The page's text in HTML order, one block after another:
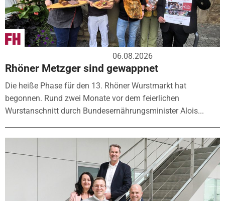
06.08.2026
Rhöner Metzger sind gewappnet
Die heiße Phase für den 13. Rhöner Wurstmarkt hat
begonnen. Rund zwei Monate vor dem feierlichen
Wurstanschnitt durch Bundesernährungsminister Alois...